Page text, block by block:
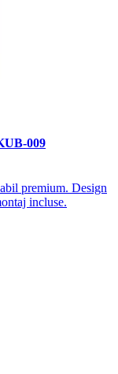
009
premium. Design
incluse.